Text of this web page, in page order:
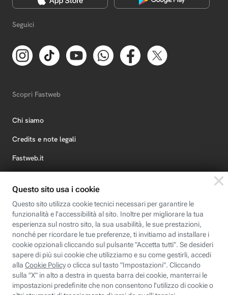
Seguici
Scopri Fastweb
Chi siamo
Credits e note legali
Fastweb.it
Fastweb Digital Academy
STEP FuturAbility District
Insieme, siamo futuro